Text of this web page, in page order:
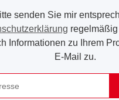
senden Sie mir
Informationen zu Ihrem
E-Mail zu.